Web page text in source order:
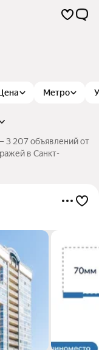
Метро
3 207 объявлений от
в Санкт-